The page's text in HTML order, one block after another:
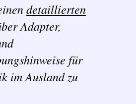
detaillierten
Adapter,
für
im Ausland zu